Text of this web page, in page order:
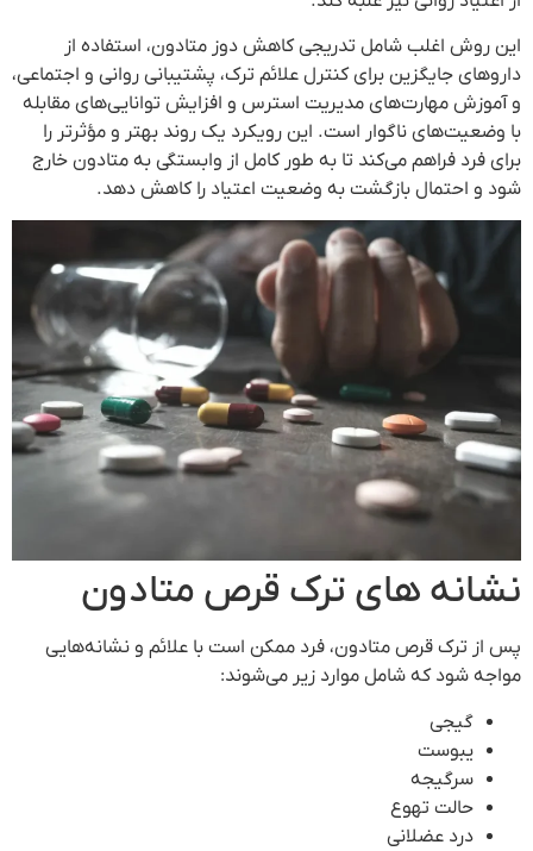
این روش اغلب شامل تدریجی کاهش دوز متادون، استفاده از
داروهای جایگزین برای کنترل علائم ترک، پشتیبانی روانی و اجتماعی،
و آموزش مهارت‌های مدیریت استرس و افزایش توانایی‌های مقابله
با وضعیت‌های ناگوار است. این رویکرد یک روند بهتر و مؤثرتر را
برای فرد فراهم می‌کند تا به طور کامل از وابستگی به متادون خارج
شود و احتمال بازگشت به وضعیت اعتیاد را کاهش دهد.
نشانه های ترک قرص متادون
پس از ترک قرص متادون، فرد ممکن است با علائم و نشانه‌هایی
مواجه شود که شامل موارد زیر می‌شوند:
گیجی
یبوست
سرگیجه
حالت تهوع
درد عضلانی